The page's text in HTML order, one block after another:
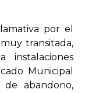
por el
transitada,
Municipal
abandono,